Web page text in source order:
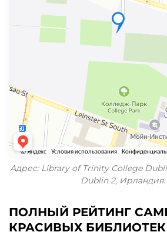
Адрес: Library of Trinity College
Dublin 2, Ирландия.
ПОЛНЫЙ РЕЙТИНГ
КРАСИВЫХ